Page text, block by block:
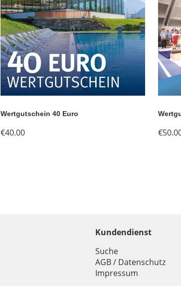
Wertgutschein 40 Euro
€40.00
Kundendienst
Suche
AGB / Datenschutz
Impressum